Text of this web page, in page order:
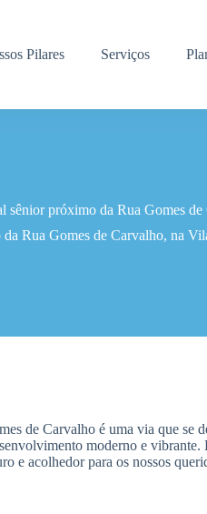
Pilares Serviços
sênior próximo da Rua Gomes
Rua Gomes de Carvalho, na
de Carvalho é uma via que
moderno e vibrante.
e acolhedor para os nossos